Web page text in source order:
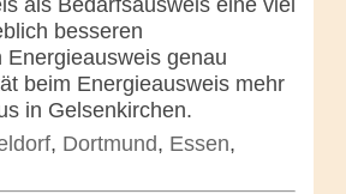
besseren
genau
beim Energieausweis mehr
in Gelsenkirchen.
, Dortmund, Essen,